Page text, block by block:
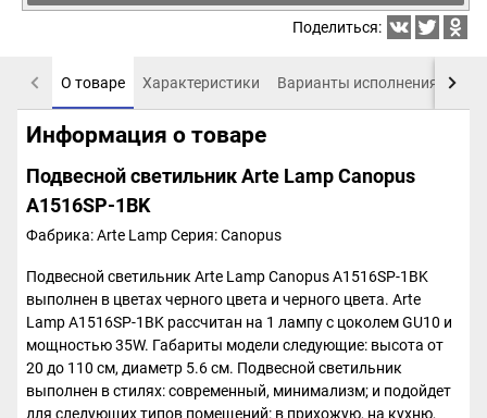
Поделиться:
О товаре Характеристики Варианты исполнения
Информация о товаре
Подвесной светильник Arte Lamp Canopus
A1516SP-1BK
Фабрика: Arte LampСерия: Canopus
Подвесной светильник Arte Lamp Canopus A1516SP-1BK
выполнен в цветах черного цвета и черного цвета. Arte
Lamp A1516SP-1BK рассчитан на 1 лампу с цоколем GU10 и
мощностью 35W. Габариты модели следующие: высота от
20 до 110 см, диаметр 5.6 см. Подвесной светильник
выполнен в стилях: современный, минимализм; и подойдет
для следующих типов помещений: в прихожую, на кухню,